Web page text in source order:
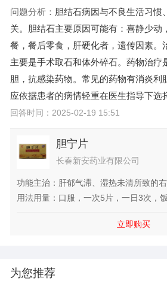
问题分析： 胆结石病因与不良生活习惯
关。胆结石主要原因可能有：喜静少动
餐，餐后零食，肝硬化者，遗传因素。
主要是手术取石和体外碎石。药物治疗
胆，抗感染药物。常见的药物有消炎利
应依据患者的病情轻重在医生指导下选
回答时间：2025-02-19 15:51
胆宁片
长春新安药业有限公司
功能主治：肝郁气滞、湿热未清所致的
胀、胃纳不香、嗳气、便秘；慢性胆囊炎
用法用量：口服，一次5片，一日3次，饭
立即购买
为您推荐